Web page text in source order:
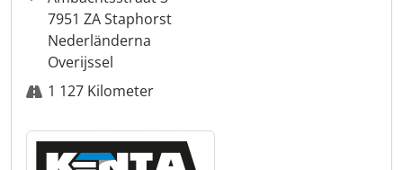
7951 ZA Staphorst
Nederländerna
Overijssel
1 127 Kilometer